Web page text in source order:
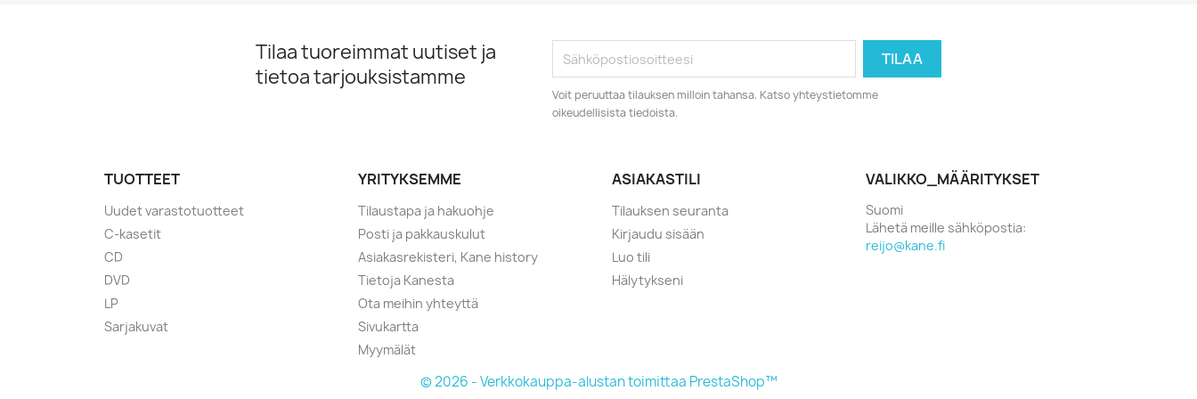
Tilaa tuoreimmat uutiset ja
tietoa tarjouksistamme
Voit peruuttaa tilauksen milloin tahansa. Katso yhteystietomme
oikeudellisista tiedoista.
TUOTTEET
Uudet varastotuotteet
C-kasetit
CD
DVD
LP
Sarjakuvat
YRITYKSEMME
Tilaustapa ja hakuohje
Posti ja pakkauskulut
Asiakasrekisteri, Kane history
Tietoja Kanesta
Ota meihin yhteyttä
Sivukartta
Myymälät
ASIAKASTILI
Tilauksen seuranta
Kirjaudu sisään
Luo tili
Hälytykseni
VALIKKO_MÄÄRITYKSET
Suomi
Lähetä meille sähköpostia:
reijo@kane.fi
© 2026 - Verkkokauppa-alustan toimittaa PrestaShop™